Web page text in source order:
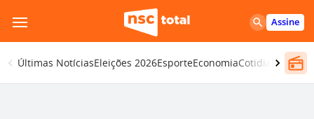
para
o
conteúdo
Assine
Últimas NotíciasEleições 2026EsporteEconomiaCotidiano